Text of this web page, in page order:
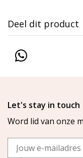
Deel dit product
Let's stay in touch
Word lid van onze
Email